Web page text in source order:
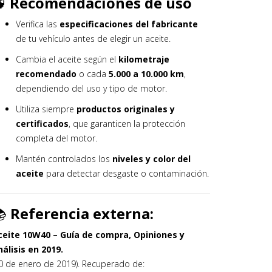
Verifica las especificaciones del fabricante
de tu vehículo antes de elegir un aceite.
Cambia el aceite según el kilometraje
recomendado o cada 5.000 a 10.000 km,
dependiendo del uso y tipo de motor.
Utiliza siempre productos originales y
certificados, que garanticen la protección
completa del motor.
Mantén controlados los niveles y color del
aceite para detectar desgaste o contaminación.
Referencia externa:
10W40 – Guía de compra, Opiniones y
en 2019.
de enero de 2019). Recuperado de: